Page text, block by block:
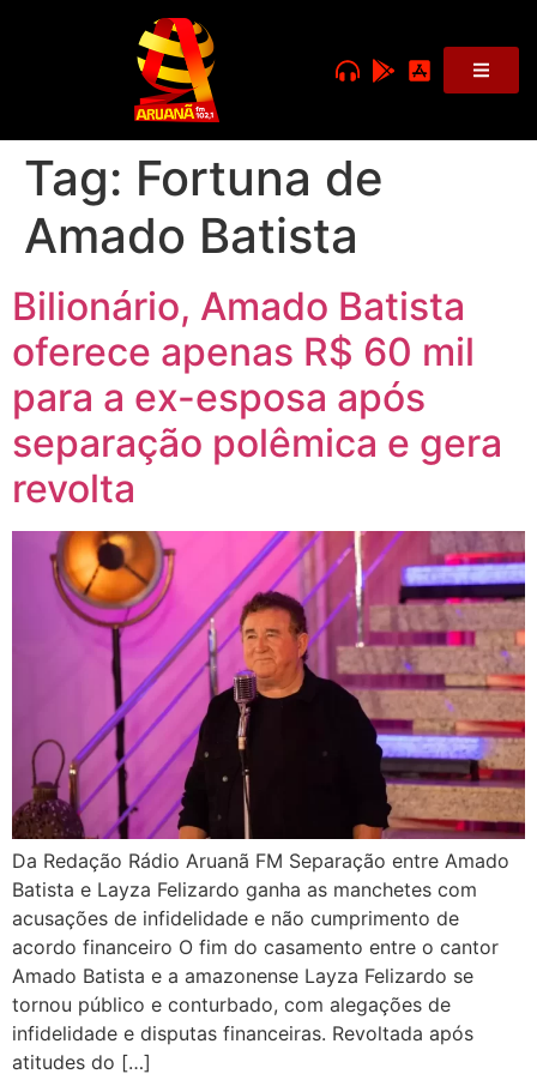
Tag: Fortuna de
Amado Batista
Bilionário, Amado Batista
oferece apenas R$ 60 mil
para a ex-esposa após
separação polêmica e gera
revolta
Da Redação Rádio Aruanã FM Separação entre Amado
Batista e Layza Felizardo ganha as manchetes com
acusações de infidelidade e não cumprimento de
acordo financeiro O fim do casamento entre o cantor
Amado Batista e a amazonense Layza Felizardo se
tornou público e conturbado, com alegações de
infidelidade e disputas financeiras. Revoltada após
atitudes do […]